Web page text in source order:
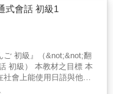
鍵動作，分數自然翻倍！
錯了馬上檢討分析，徹
題成為您的成長助力。
會在腦中留下深刻印
的應考筆記神器。考前衝
快速復習，確保學習無死
實戰！ 每個單元都設計
，讓您在記憶還是新鮮
。這不僅是一次記憶的
用的機會。每道題都附
解題的同時學到更多，並
的含義，進一步加強您的
題目的同時驗收學習成
堅實進展。 ★日檢專
晰，培養紮實的基礎。
視與聽的練習，能提升
力。 本系列備有
使用的「Webドリル
習者可在智慧型手機或平
平假名、片假名）、語彙
、星期、顏色、量詞
式會話 初級1
ご 初級』（&not;&not;翻
教材之目標 本
社會上能使用日語與他人